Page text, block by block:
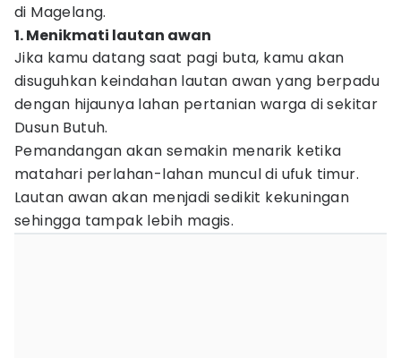
di Magelang.
1. Menikmati lautan awan
Jika kamu datang saat pagi buta, kamu akan
disuguhkan keindahan lautan awan yang berpadu
dengan hijaunya lahan pertanian warga di sekitar
Dusun Butuh.
Pemandangan akan semakin menarik ketika
matahari perlahan-lahan muncul di ufuk timur.
Lautan awan akan menjadi sedikit kekuningan
sehingga tampak lebih magis.